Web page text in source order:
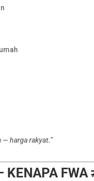
— harga rakyat.”
FWA